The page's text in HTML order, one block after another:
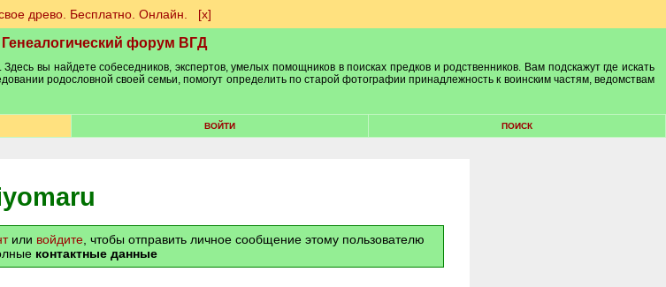
древо. Бесплатно. Онлайн. [х]
Генеалогический форум ВГД
вы найдете собеседников, экспертов, умелых помощников в поисках предков и родственников. Вам подскажут где искать
родословной своей семьи, помогут определить по старой фотографии принадлежность к воинским частям, ведомствам
ВОЙТИ ПОИСК
или войдите , чтобы отправить личное сообщение этому пользователю
контактные данные